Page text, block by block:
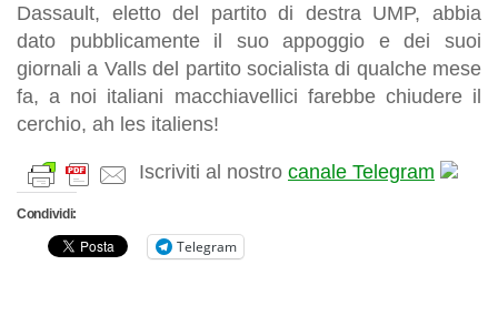
Dassault, eletto del partito di destra UMP, abbia
dato pubblicamente il suo appoggio e dei suoi
giornali a Valls del partito socialista di qualche mese
fa, a noi italiani macchiavellici farebbe chiudere il
cerchio, ah les italiens!
Iscriviti al nostro canale Telegram
Condividi:
Telegram